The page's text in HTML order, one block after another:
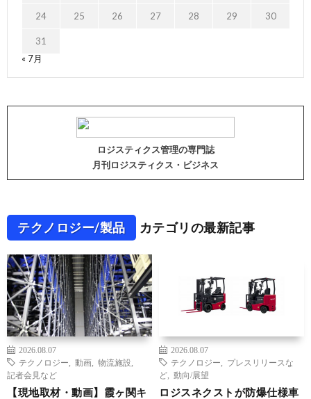
24 25 26 27 28 29 30
31
« 7月
ロジスティクス管理の専門誌
月刊ロジスティクス・ビジネス
テクノロジー/製品 カテゴリの最新記事
2026.08.07
テクノロジー
動画 物流施設
記者会見など
【現地取材・動画】霞ヶ関キ
2026.08.07
テクノロジー
プレスリリースな
ど
動向/展望
ロジスネクストが防爆仕様車